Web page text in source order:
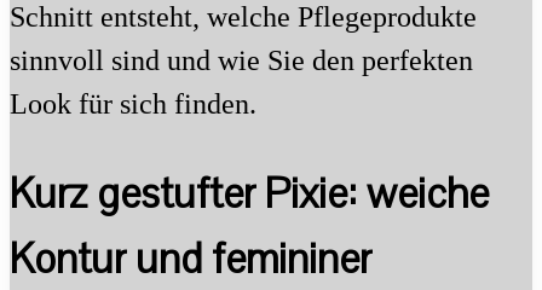
Schnitt entsteht, welche Pflegeprodukte
sinnvoll sind und wie Sie den perfekten
Look für sich finden.
Kurz gestufter Pixie: weiche
Kontur und femininer